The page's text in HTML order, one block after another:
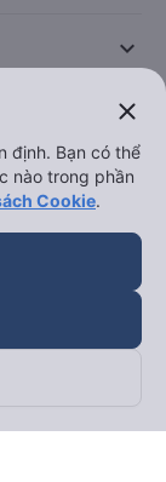
keyboard_arrow_down
keyboard_arrow_down
close
định. Bạn có thể
nào trong phần
Cookie.